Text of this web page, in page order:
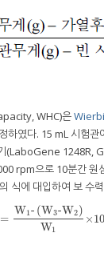
WHC)은
하였다. 15 mL 시험관
(LaboGene 1248R,
rpm으로 10분간 원
식에 대입하여 보 수
=
W1- (W3-W2)
W1